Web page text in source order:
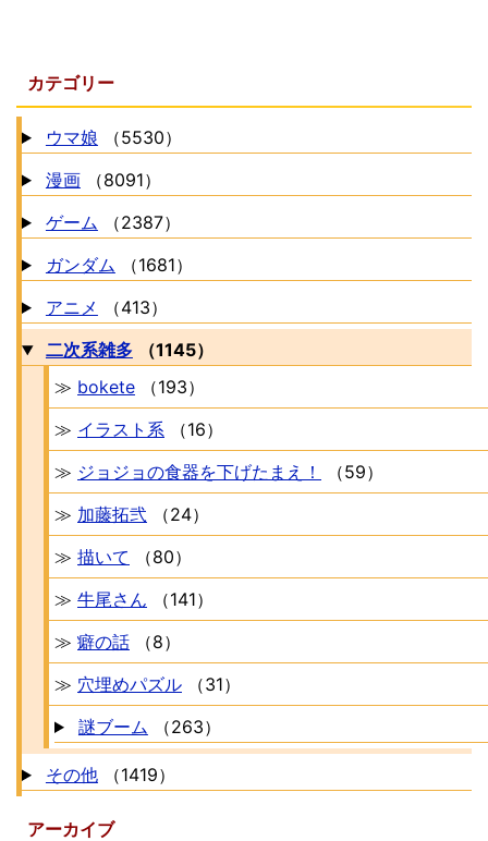
カテゴリー
ウマ娘
（5530）
漫画
（8091）
ゲーム
（2387）
ガンダム
（1681）
アニメ
（413）
二次系雑多
（1145）
≫ bokete
（193）
≫ イラスト系
（16）
≫ ジョジョの食器を下げたまえ！
（59）
≫ 加藤拓弐
（24）
≫ 描いて
（80）
≫ 牛尾さん
（141）
≫ 癖の話
（8）
≫ 穴埋めパズル
（31）
謎ブーム
（263）
その他 （1419）
アーカイブ